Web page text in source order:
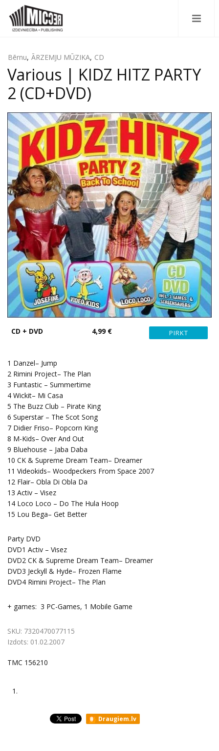
Bērnu, ĀRZEMJU MŪZIKA, CD
Various | KIDZ HITZ PARTY
2 (CD+DVD)
CD + DVD 4,99 €
1 Danzel– Jump
2 Rimini Project– The Plan
3 Funtastic – Summertime
4 Wickit– Mi Casa
5 The Buzz Club – Pirate King
6 Superstar – The Scot Song
7 Didier Friso– Popcorn King
8 M-Kids– Over And Out
9 Bluehouse – Jaba Daba
10 CK & Supreme Dream Team– Dreamer
11 Videokids– Woodpeckers From Space 2007
12 Flair– Obla Di Obla Da
13 Activ – Visez
14 Loco Loco – Do The Hula Hoop
15 Lou Bega– Get Better
Party DVD
DVD1 Activ – Visez
DVD2 CK & Supreme Dream Team– Dreamer
DVD3 Jeckyll & Hyde– Frozen Flame
DVD4 Rimini Project– The Plan
+ games: 3 PC-Games, 1 Mobile Game
SKU: 7320470077115
Izdots: 01.02.2007
TMC 156210
1.
Draugiem.lv